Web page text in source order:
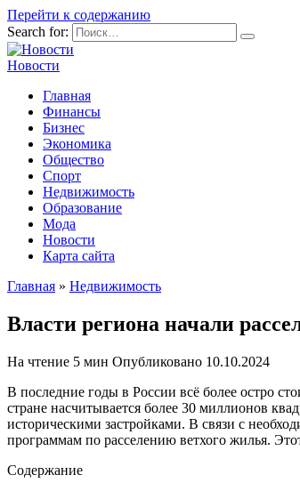
Перейти к содержанию
Search for:
Новости
Главная
Финансы
Бизнес
Экономика
Общество
Спорт
Недвижимость
Образование
Мода
Новости
Карта сайта
Главная » Недвижимость
Власти региона начали
На чтение 5 мин Опубликовано 10.10.2024
В последние годы в России всё более остро
стране насчитывается более 30 миллионов
историческими застройками. В связи с
программам по расселению ветхого жилья.
Содержание